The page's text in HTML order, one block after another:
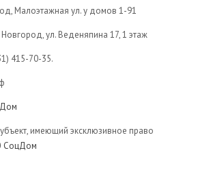
Малоэтажная ул. у домов 1-91
ул. Веденяпина 17, 1 этаж
415-70-35.
имеющий эксклюзивное право
СоцДом